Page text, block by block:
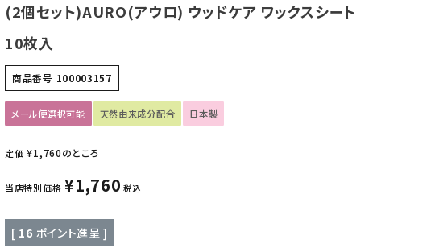
(2個セット)AURO(アウロ) ウッドケア ワックスシート
10枚入
商品番号 100003157
メール便選択可能 天然由来成分配合 日本製
定価 ¥1,760のところ
当店特別価格 ¥1,760 税込
[ 16 ポイント進呈 ]